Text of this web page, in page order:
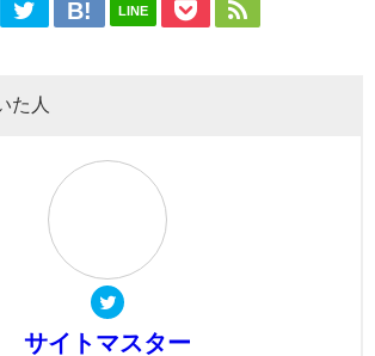
LINE
た人
サイトマスター